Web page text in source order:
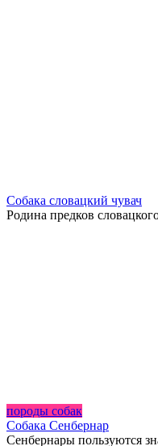
Собака словацкий чувач
Родина предков
породы собак
Собака Сенбернар
Сенбернары пользуются